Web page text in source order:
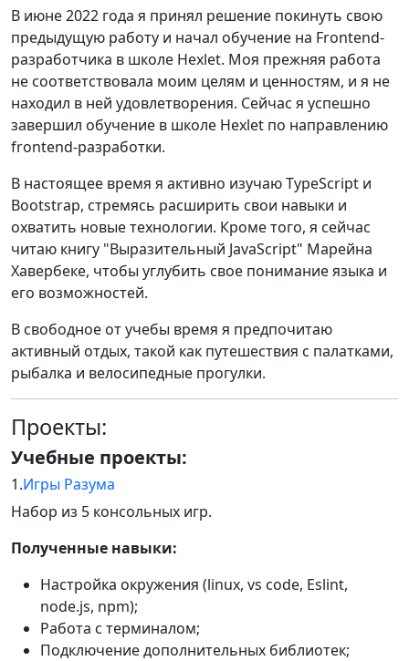
В июне 2022 года я принял решение покинуть свою
предыдущую работу и начал обучение на Frontend-
разработчика в школе Hexlet. Моя прежняя работа
не соответствовала моим целям и ценностям, и я не
находил в ней удовлетворения. Сейчас я успешно
завершил обучение в школе Hexlet по направлению
frontend-разработки.
В настоящее время я активно изучаю TypeScript и
Bootstrap, стремясь расширить свои навыки и
охватить новые технологии. Кроме того, я сейчас
читаю книгу "Выразительный JavaScript" Марейна
Хавербеке, чтобы углубить свое понимание языка и
его возможностей.
В свободное от учебы время я предпочитаю
активный отдых, такой как путешествия с палатками,
рыбалка и велосипедные прогулки.
Проекты:
Учебные проекты:
1.Игры Разума
Набор из 5 консольных игр.
Полученные навыки:
Настройка окружения (linux, vs code, Eslint,
node.js, npm);
Работа с терминалом;
Подключение дополнительных библиотек;